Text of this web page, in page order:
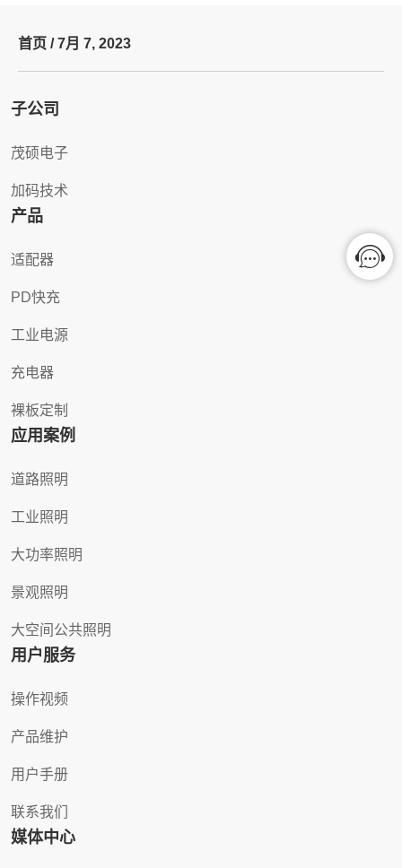
首页 /7月 7, 2023
子公司
茂硕电子
加码技术
产品
适配器
PD快充
工业电源
充电器
裸板定制
应用案例
道路照明
工业照明
大功率照明
景观照明
大空间公共照明
用户服务
操作视频
产品维护
用户手册
联系我们
媒体中心